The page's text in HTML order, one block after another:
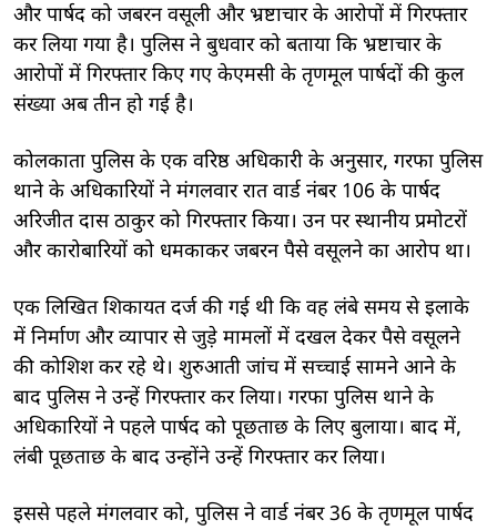
और पार्षद को जबरन वसूली और भ्रष्टाचार के आरोपों में गिरफ्तार
कर लिया गया है। पुलिस ने बुधवार को बताया कि भ्रष्टाचार के
आरोपों में गिरफ्तार किए गए केएमसी के तृणमूल पार्षदों की कुल
संख्या अब तीन हो गई है।
कोलकाता पुलिस के एक वरिष्ठ अधिकारी के अनुसार, गरफा पुलिस
थाने के अधिकारियों ने मंगलवार रात वार्ड नंबर 106 के पार्षद
अरिजीत दास ठाकुर को गिरफ्तार किया। उन पर स्थानीय प्रमोटरों
और कारोबारियों को धमकाकर जबरन पैसे वसूलने का आरोप था।
एक लिखित शिकायत दर्ज की गई थी कि वह लंबे समय से इलाके
में निर्माण और व्यापार से जुड़े मामलों में दखल देकर पैसे वसूलने
की कोशिश कर रहे थे। शुरुआती जांच में सच्चाई सामने आने के
बाद पुलिस ने उन्हें गिरफ्तार कर लिया। गरफा पुलिस थाने के
अधिकारियों ने पहले पार्षद को पूछताछ के लिए बुलाया। बाद में,
लंबी पूछताछ के बाद उन्होंने उन्हें गिरफ्तार कर लिया।
इससे पहले मंगलवार को, पुलिस ने वार्ड नंबर 36 के तृणमूल पार्षद